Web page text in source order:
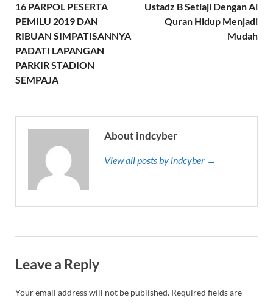
16 PARPOL PESERTA
PEMILU 2019 DAN
RIBUAN SIMPATISANNYA
PADATI LAPANGAN
PARKIR STADION
SEMPAJA
Ustadz B Setiaji Dengan Al
Quran Hidup Menjadi
Mudah
About indcyber
View all posts by indcyber →
Leave a Reply
Your email address will not be published. Required fields are